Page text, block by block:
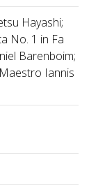
Hayashi;
No. 1 in Fa
Barenboim;
Iannis